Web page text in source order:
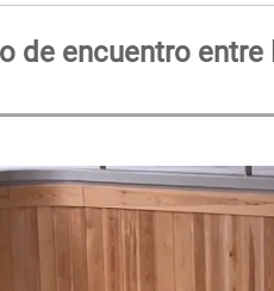
de encuentro